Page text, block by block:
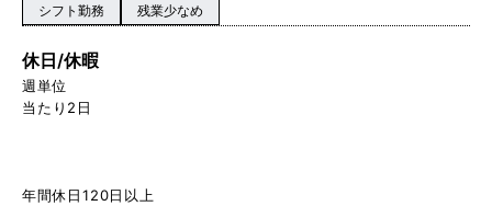
シフト勤務 残業少なめ
休日/休暇
週単位
当たり2日
年間休日120日以上